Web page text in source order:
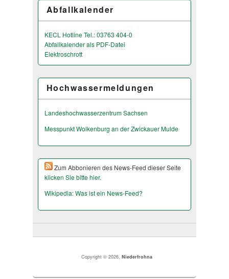
Abfallkalender
KECL Hotline Tel.: 03763 404-0
Abfallkalender als PDF-Datei
Elektroschrott
Hochwassermeldungen
Landeshochwas­serzentrum Sachsen
Messpunkt Wolkenburg an der Zwickauer Mulde
Zum Abbonieren des News-Feed dieser Seite
klicken Sie bitte hier.
Wikipedia: Was ist ein News-Feed?
Copyright © 2026,Niederfrohna